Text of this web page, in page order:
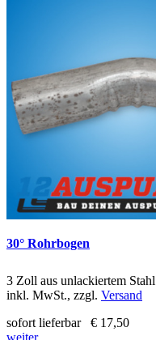
30° Rohrbogen
3 Zoll aus unlackiertem Stahl
inkl. MwSt., zzgl. Versand
sofort lieferbar
€ 17,50